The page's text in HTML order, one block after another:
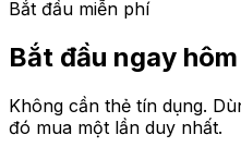
Bắt đầu miễn phí
Bắt đầu ngay
Không cần thẻ tín dụng.
đó mua một lần duy nhất.